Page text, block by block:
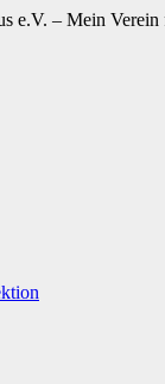
e.V. – Mein Verein